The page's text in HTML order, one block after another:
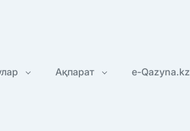
Ақпарат e-Qazyna.kz